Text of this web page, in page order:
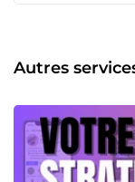
visibilité 📈
mesure SEA 📊
objectifs 🔍
pour maximiser
Élaboration de
Création de
Autres